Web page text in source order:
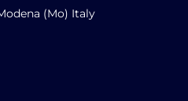
(Mo) Italy